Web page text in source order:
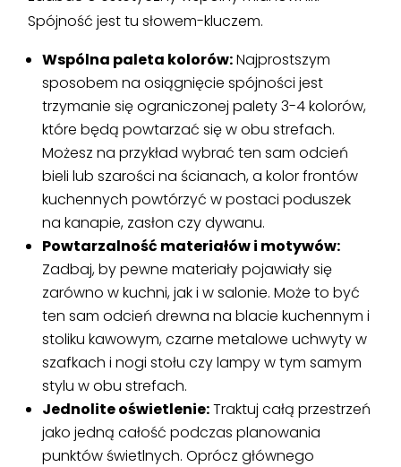
Spójność jest tu słowem-kluczem.
Wspólna paleta kolorów:Najprostszym
sposobem na osiągnięcie spójności jest
trzymanie się ograniczonej palety 3-4 kolorów,
które będą powtarzać się w obu strefach.
Możesz na przykład wybrać ten sam odcień
bieli lub szarości na ścianach, a kolor frontów
kuchennych powtórzyć w postaci poduszek
na kanapie, zasłon czy dywanu.
Powtarzalność materiałów i motywów:
Zadbaj, by pewne materiały pojawiały się
zarówno w kuchni, jak i w salonie. Może to być
ten sam odcień drewna na blacie kuchennym i
stoliku kawowym, czarne metalowe uchwyty w
szafkach i nogi stołu czy lampy w tym samym
stylu w obu strefach.
Jednolite oświetlenie:Traktuj całą przestrzeń
jako jedną całość podczas planowania
punktów świetlnych. Oprócz głównego